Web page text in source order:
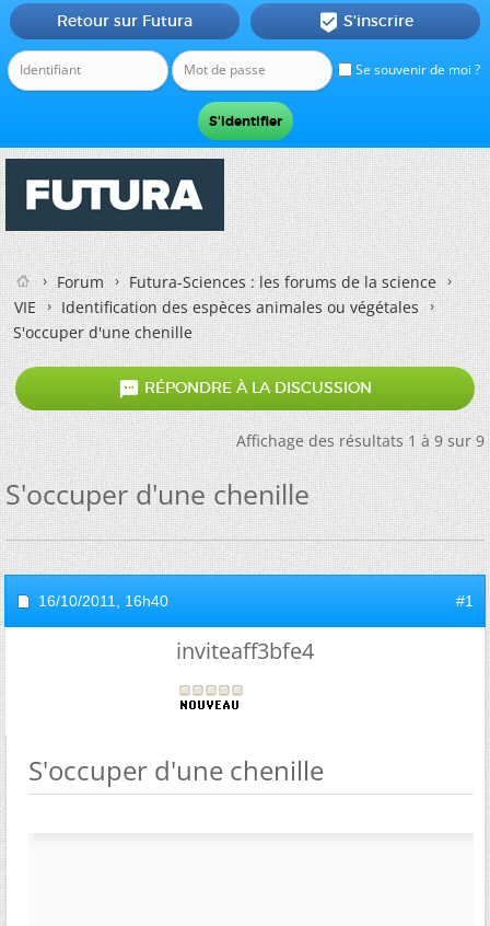
Se souvenir de moi ?
Retour sur Futura  S'inscrire
Forum
Futura-Sciences : les forums de la science
VIE
Identification des espèces animales ou végétales
S'occuper d'une chenille
 RÉPONDRE À LA DISCUSSION
Affichage des résultats 1 à 9 sur 9
S'occuper d'une chenille
16/10/2011, 16h40 #1
inviteaff3bfe4
S'occuper d'une chenille